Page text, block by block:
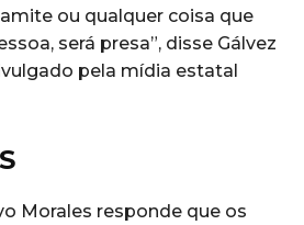
ou qualquer coisa que
será presa”, disse Gálvez
pela mídia estatal
Morales responde que os